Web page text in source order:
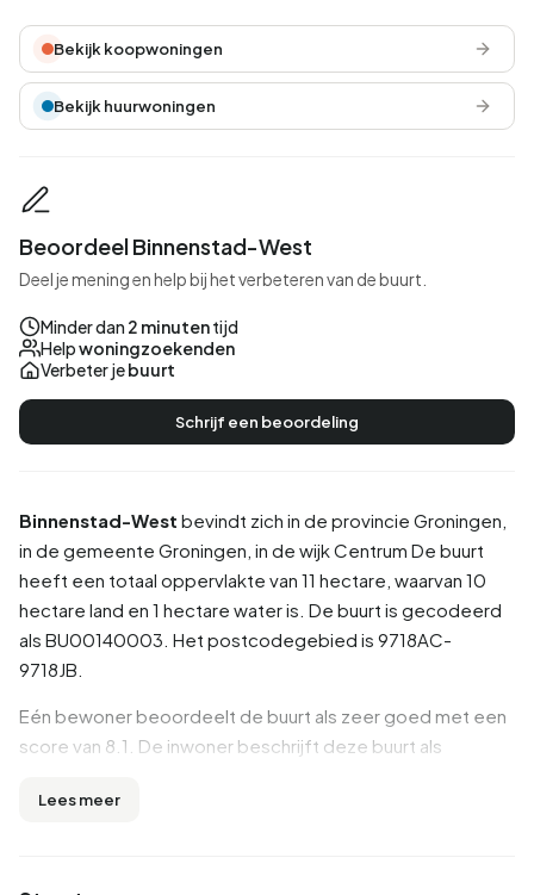
Binnenstad-West bevindt zich in de provincie Groningen
in de gemeente Groningen , in de wijkCentrum De buurt
heeft een totaal oppervlakte van 11 hectare, waarvan 10
hectare land en 1 hectare water is. De buurt is gecodeerd
als BU00140003. Het postcodegebied is 9718AC-
9718JB.
Eén bewoner beoordeelt de buurt als zeer goed met een
score van 8.1. De inwoner beschrijft deze buurt als
binnenstad'. Op basis van een beperkt aantal
Lees meer
Bekijk koopwoningen
Bekijk huurwoningen
Beoordeel Binnenstad-West
Deel je mening en help bij het verbeteren van de buurt.
Minder dan 2 minutentijd
Helpwoningzoekenden
Verbeter jebuurt
Schrijf een beoordeling